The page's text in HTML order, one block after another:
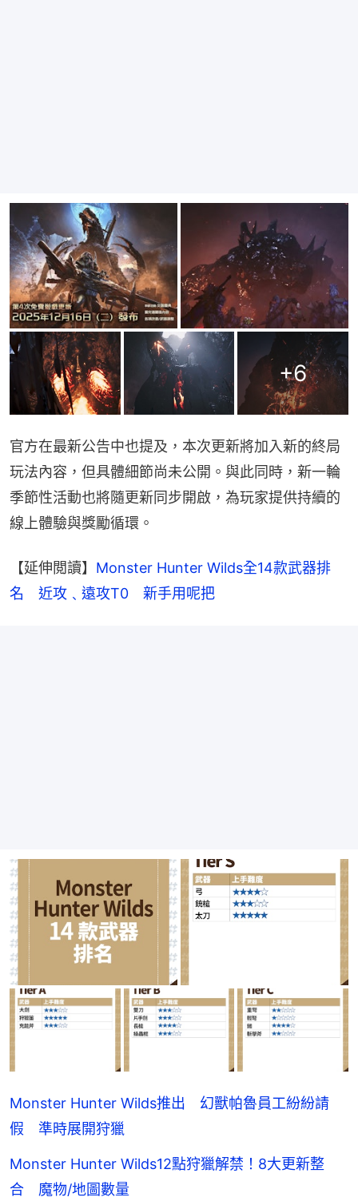
+6
官方在最新公告中也提及，本次更新將加入新的終局
玩法內容，但具體細節尚未公開。與此同時，新一輪
季節性活動也將隨更新同步開啟，為玩家提供持續的
線上體驗與獎勵循環。
【延伸閲讀】 Monster Hunter Wilds全14款武器排
名　近攻﹑遠攻T0　新手用呢把
Monster Hunter Wilds推出 幻獸帕魯員工紛紛請
假 準時展開狩獵
Monster Hunter Wilds12點狩獵解禁！8大更新整
合 魔物/地圖數量